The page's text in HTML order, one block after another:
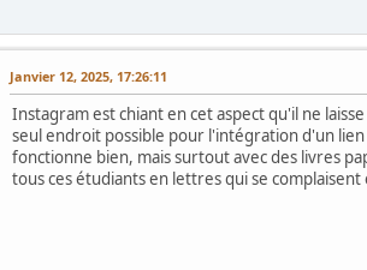
Janvier 12, 2025, 17:26:11
Instagram est chiant en cet aspect qu'il ne
seul endroit possible pour l'intégration d'un
fonctionne bien, mais surtout avec des livres
tous ces étudiants en lettres qui se